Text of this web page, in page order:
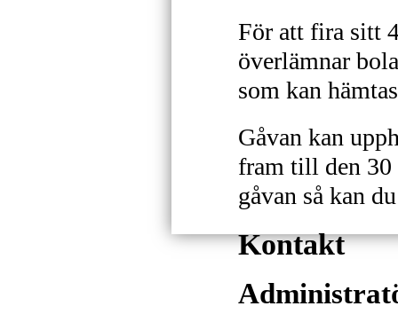
För att fira sitt
överlämnar
som kan
Gåvan kan
fram till den 30
gåvan så kan
Kontakt